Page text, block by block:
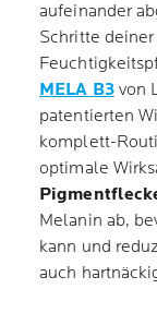
aufeinander
Schritte deiner
MELA B3von
patentierten
komplett-
optimale
Melanin ab,
kann und
auch